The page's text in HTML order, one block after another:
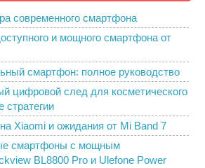
современного смартфона
и мощного смартфона от
смартфон: полное руководство
цифровой след для косметического
стратегии
Xiaomi и ожидания от Mi Band 7
смартфоны с мощным
BL8800 Pro и Ulefone Power